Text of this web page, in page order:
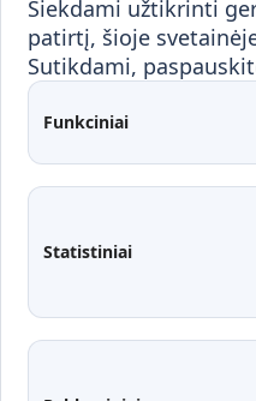
Siekdami užtikrinti
patirtį, šioje
Sutikdami,
Funkciniai
Statistiniai
Mokymai ir konsultavimas
Partnerystės
Kontaktai
Administracija
Fakultetai
Moodle
EDINA